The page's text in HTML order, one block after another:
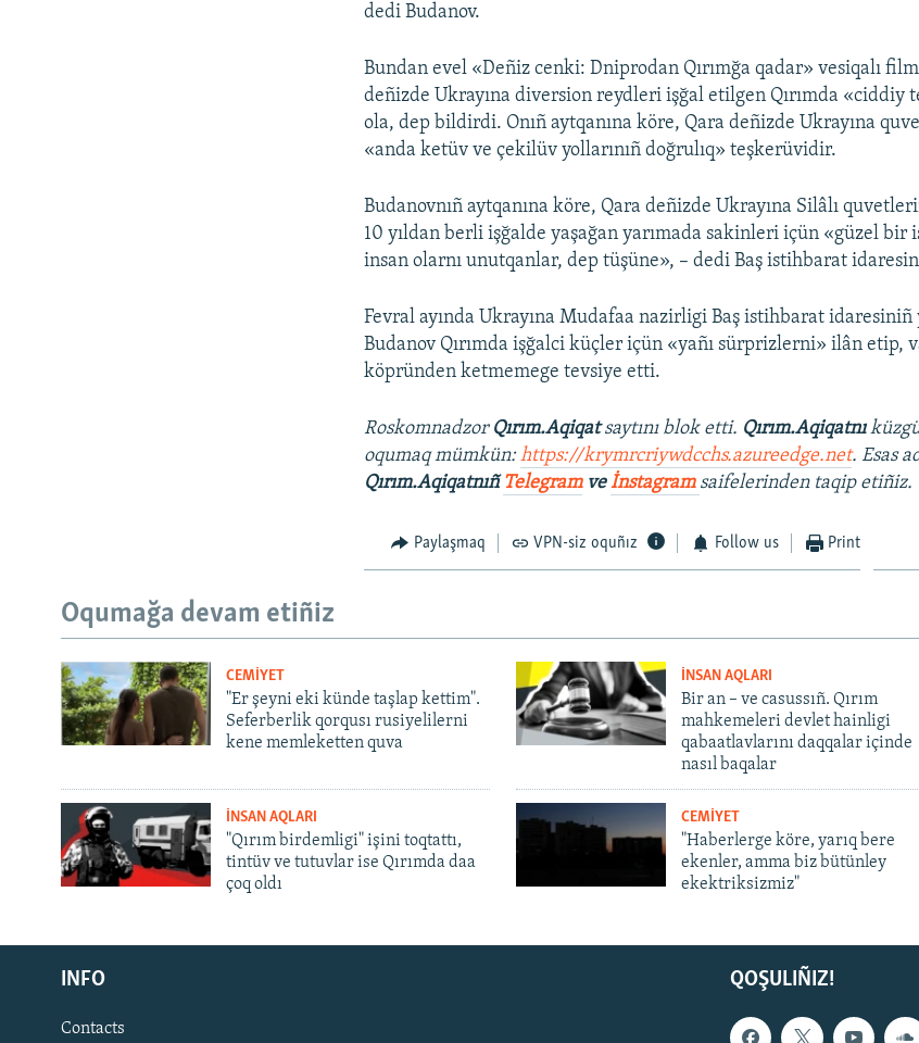
Русский
Українською
QOŞULIÑIZ!
dedi Budanov.
Bundan evel «Deñiz cenki: Dniprodan Qırımğa qadar» vesiqalı
deñizde Ukrayına diversion reydleri işğal etilgen Qırımda «ciddiy
ola, dep bildirdi. Onıñ aytqanına köre, Qara deñizde Ukrayına
«anda ketüv ve çekilüv yollarınıñ doğrulıq» teşkerüvidir.
Budanovnıñ aytqanına köre, Qara deñizde Ukrayına Silâlı
10 yıldan berli işğalde yaşağan yarımada sakinleri içün «güzel bir
insan olarnı unutqanlar, dep tüşüne», – dedi Baş istihbarat
Fevral ayında Ukrayına Mudafaa nazirligi Baş istihbarat idaresiniñ
Budanov Qırımda işğalci küçler içün «yañı sürprizlerni» ilân etip,
köpründen ketmemege tevsiye etti.
Roskomnadzor Qırım.Aqiqatsaytını blok etti. Qırım.Aqiqatnı
oqumaq mümkün:https://krymrcriywdcchs.azureedge.net. Esas
Qırım.AqiqatnıñTelegramveİnstagram saifelerinden taqip etiñiz.
Paylaşmaq VPN-siz oquñız Follow us Print
Oqumağa devam etiñiz
CEMİYET
"Er şeyni eki künde taşlap kettim".
Seferberlik qorqusı rusiyelilerni
kene memleketten quva
İNSAN AQLARI
Bir an – ve casussıñ. Qırım
mahkemeleri devlet hainligi
qabaatlavlarını daqqalar içinde
nasıl baqalar
İNSAN AQLARI
"Qırım birdemligi" işini toqtattı,
tintüv ve tutuvlar ise Qırımda daa
çoq oldı
CEMİYET
"Haberlerge köre, yarıq bere
ekenler, amma biz bütünley
ekektriksizmiz"
QOŞULIÑIZ!
INFO
Contacts